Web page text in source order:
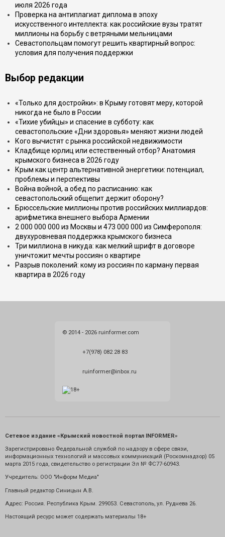
июля 2026 года
Проверка на антиплагиат диплома в эпоху
искусственного интеллекта: как российские вузы тратят
миллионы на борьбу с ветряными мельницами
Севастопольцам помогут решить квартирный вопрос:
условия для получения поддержки
Выбор редакции
«Только для достройки»: в Крыму готовят меру, которой
никогда не было в России
«Тихие убийцы» и спасение в субботу: как
севастопольские «Дни здоровья» меняют жизни людей
Кого вычистят с рынка российской недвижимости
Кладбище юрлиц или естественный отбор? Анатомия
крымского бизнеса в 2026 году
Крым как центр альтернативной энергетики: потенциал,
проблемы и перспективы
Война войной, а обед по расписанию: как
севастопольский общепит держит оборону?
Брюссельские миллионы против российских миллиардов:
арифметика внешнего выбора Армении
2 000 000 000 из Москвы и 473 000 000 из Симферополя:
двухуровневая поддержка крымского бизнеса
Три миллиона в никуда: как мелкий шрифт в договоре
уничтожит мечты россиян о квартире
Разрыв поколений: кому из россиян по карману первая
квартира в 2026 году
© 2014 - 2026 ruinformer.com
+7(978) 082 28 83
ruinformer@inbox.ru
Сетевое издание «Крымский новостной портал INFORMER»
Зарегистрировано Федеральной службой по надзору в сфере связи,
информационных технологий и массовых коммуникаций (Роскомнадзор) 05
марта 2015 года, свидетельство о регистрации Эл № ФС77-60943.
Учредитель: ООО "Информ Медиа"
Главный редактор Синицын А.В.
Адрес: Россия. Республика Крым. 299053. Севастополь, ул. Руднева 26.
Настоящий ресурс может содержать материалы 18+